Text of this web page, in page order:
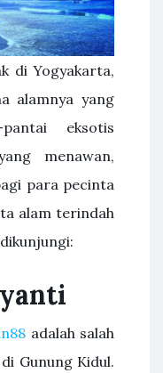
di Yogyakarta,
alamnya yang
eksotis
menawan,
para pecinta
alam terindah
adalah salah
Gunung Kidul.